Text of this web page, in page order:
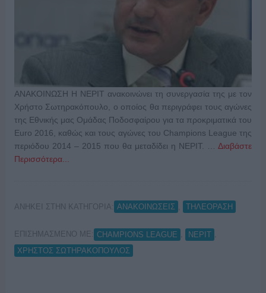
ΑΝΑΚΟΙΝΩΣΗ Η ΝΕΡΙΤ ανακοινώνει τη συνεργασία της με τον
Χρήστο Σωτηρακόπουλο, ο οποίος θα περιγράφει τους αγώνες
της Εθνικής μας Ομάδας Ποδοσφαίρου για τα προκριματικά του
Euro 2016, καθώς και τους αγώνες του Champions League της
περιόδου 2014 – 2015 που θα μεταδίδει η ΝΕΡΙΤ. …Διαβάστε
Περισσότερα...
ΑΝΗΚΕΙ ΣΤΗΝ ΚΑΤΗΓΟΡΙΑ: ΑΝΑΚΟΙΝΩΣΕΙΣ ΤΗΛΕΟΡΑΣΗ
ΕΠΙΣΗΜΑΣΜΕΝΟ ΜΕ: CHAMPIONS LEAGUE ΝΕΡΙΤ
ΧΡΗΣΤΟΣ ΣΩΤΗΡΑΚΟΠΟΥΛΟΣ